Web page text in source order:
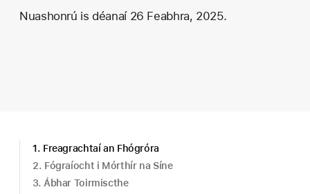
Nuashonrú is déanaí 26 Feabhra, 2025.
1. Freagrachtaí an Fhógróra
2. Fógraíocht i Mórthír na Síne
3. Ábhar Toirmiscthe